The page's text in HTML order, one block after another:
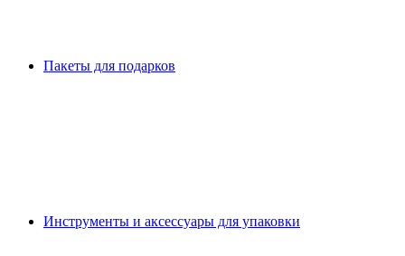
Пакеты для подарков
Инструменты и аксессуары для упаковки